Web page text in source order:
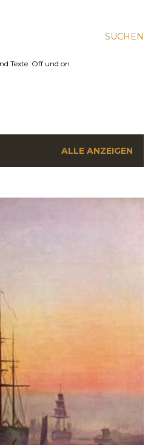
SUCHEN
Texte. Off und on
ALLE ANZEIGEN